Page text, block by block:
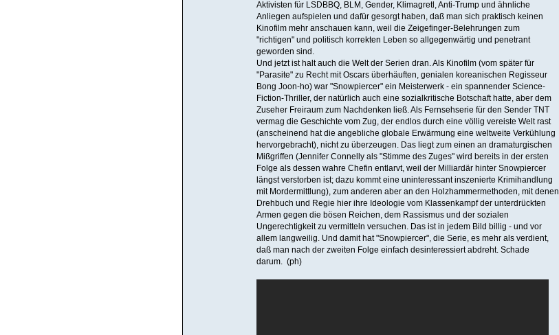
Aktivisten für LSDBBQ, BLM, Gender, Klimagretl, Anti-Trump und ähnliche
Anliegen aufspielen und dafür gesorgt haben, daß man sich praktisch keinen
Kinofilm mehr anschauen kann, weil die Zeigefinger-Belehrungen zum
"richtigen" und politisch korrekten Leben so allgegenwärtig und penetrant
geworden sind.
Und jetzt ist halt auch die Welt der Serien dran. Als Kinofilm (vom später für
"Parasite" zu Recht mit Oscars überhäuften, genialen koreanischen Regisseur
Bong Joon-ho) war "Snowpiercer" ein Meisterwerk - ein spannender Science-
Fiction-Thriller, der natürlich auch eine sozialkritische Botschaft hatte, aber dem
Zuseher Freiraum zum Nachdenken ließ. Als Fernsehserie für den Sender TNT
vermag die Geschichte vom Zug, der endlos durch eine völlig vereiste Welt rast
(anscheinend hat die angebliche globale Erwärmung eine weltweite Verkühlung
hervorgebracht), nicht zu überzeugen. Das liegt zum einen an dramaturgischen
Mißgriffen (Jennifer Connelly als "Stimme des Zuges" wird bereits in der ersten
Folge als dessen wahre Chefin entlarvt, weil der Milliardär hinter Snowpiercer
längst verstorben ist; dazu kommt eine uninteressant inszenierte Krimihandlung
mit Mordermittlung), zum anderen aber an den Holzhammermethoden, mit denen
Drehbuch und Regie hier ihre Ideologie vom Klassenkampf der unterdrückten
Armen gegen die bösen Reichen, dem Rassismus und der sozialen
Ungerechtigkeit zu vermitteln versuchen. Das ist in jedem Bild billig - und vor
allem langweilig. Und damit hat "Snowpiercer", die Serie, es mehr als verdient,
daß man nach der zweiten Folge einfach desinteressiert abdreht. Schade
darum. (ph)